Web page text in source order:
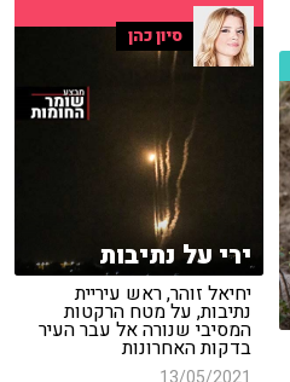
סיון כהן
ירי על נתיבות
יחיאל זוהר, ראש עיריית
נתיבות, על מטח הרקטות
המסיבי שנורה אל עבר העיר
בדקות האחרונות